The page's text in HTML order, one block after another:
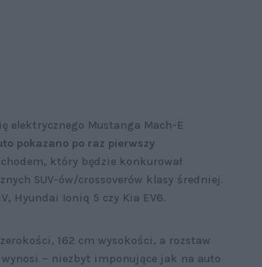
elektrycznego Mustanga Mach-E
pokazano po raz pierwszy
który będzie konkurował
SUV-ów/crossoverów klasy średniej.
Hyundai Ioniq 5 czy Kia EV6.
162 cm wysokości, a rozstaw
– niezbyt imponujące jak na auto